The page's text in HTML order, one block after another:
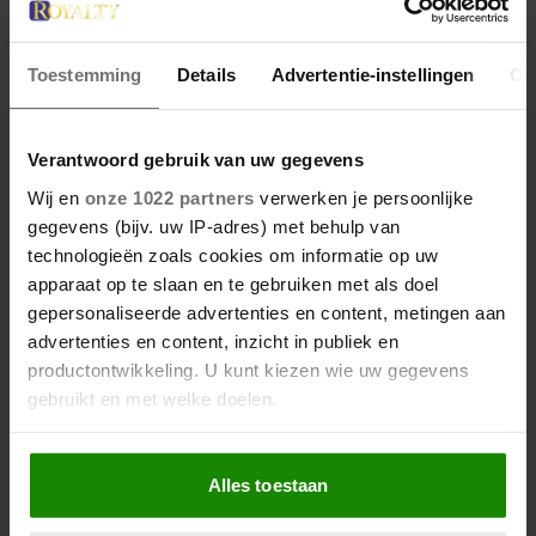
Toestemming Details Advertentie-instellingen
Verantwoord gebruik van uw gegevens
Wij en onze 1022 partners verwerken je persoonlijke
gegevens (bijv. uw IP-adres) met behulp van
technologieën zoals cookies om informatie op uw
apparaat op te slaan en te gebruiken met als doel
gepersonaliseerde advertenties en content, metingen aan
advertenties en content, inzicht in publiek en
productontwikkeling. U kunt kiezen wie uw gegevens
gebruikt en met welke doelen.
Als u het toestaat, willen we ook graag:
Informatie verzamelen over uw geografische
locatie, die tot een paar meter nauwkeurig kan zijn
Alles toestaan
27 april 2026
KONING WILLEM-ALEXANDER
JARIG: ZIJN MOOISTE
PORTRETTEN DOOR DE JAREN
HEEN